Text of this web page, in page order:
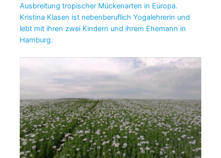
Ausbreitung tropischer Mückenarten in Europa.
Kristina Klasen ist nebenberuflich Yogalehrerin und
lebt mit ihren zwei Kindern und ihrem Ehemann in
Hamburg.